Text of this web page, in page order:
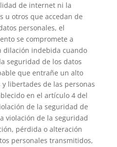
de internet ni la
u otros que accedan de
personales, el
se compromete a
dilación indebida cuando
seguridad de los datos
que entrañe un alto
libertades de las personas
en el artículo 4 del
de la seguridad de
violación de la seguridad
pérdida o alteración
personales transmitidos,